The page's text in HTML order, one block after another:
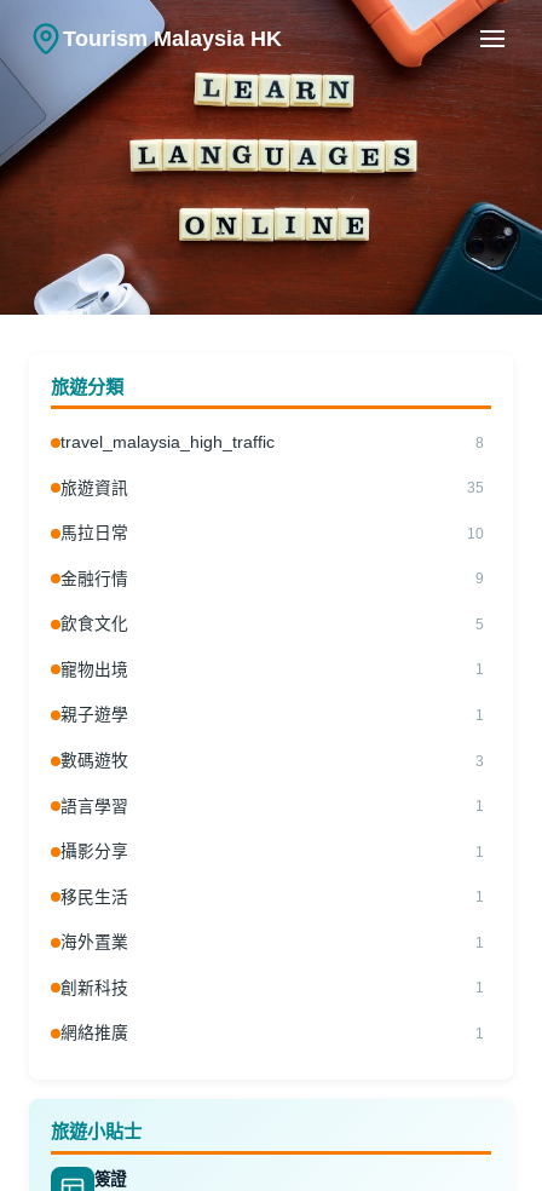
Tourism Malaysia HK
在馬來西亞學馬來語：香港人的語
言適應經歷
11.03.2026 林雅詩
旅遊分類
travel_malaysia_high_traffic 8
旅遊資訊 35
馬拉日常 10
金融行情 9
飲食文化 5
寵物出境 1
親子遊學 1
數碼遊牧 3
語言學習 1
攝影分享 1
移民生活 1
海外置業 1
創新科技 1
網絡推廣 1
旅遊小貼士
簽證